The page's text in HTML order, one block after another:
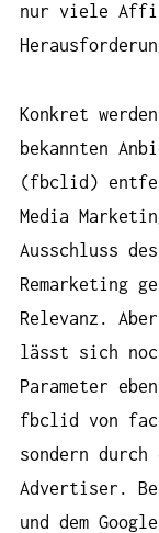
nur viele
Konkret
bekannten
(fbclid)
Media
Ausschluss
Remarketing
Relevanz.
lässt sich
Parameter
fbclid von
sondern
Advertiser.
und dem